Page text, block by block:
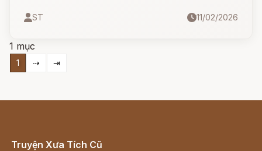
ST 11/02/2026
1 mục
1 ⇢ ⇥
Truyện Xưa Tích Cũ